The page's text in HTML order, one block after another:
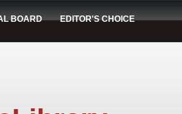
BOARD EDITOR'S CHOICE